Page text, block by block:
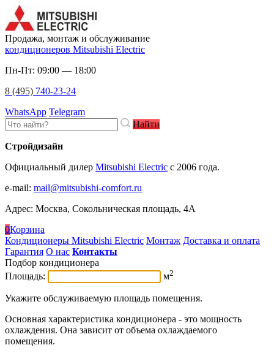
Продажа, монтаж и обслуживание
кондиционеров Mitsubishi Electric
Пн-Пт: 09:00 — 18:00
8 (495) 740-23-24
WhatsApp Telegram
Найти
Стройдизайн
Официальный дилер Mitsubishi Electric c 2006 года.
e-mail: mail@mitsubishi-comfort.ru
Адрес: Москва, Сокольническая площадь, 4А
0Корзина
Кондиционеры Mitsubishi Electric Монтаж Доставка и оплата
Гарантия О нас Контакты
Подбор кондиционера
Площадь:
м2
Укажите обслуживаемую площадь помещения.
Основная характеристика кондиционера - это мощность
охлаждения. Она зависит от объема охлаждаемого
помещения.